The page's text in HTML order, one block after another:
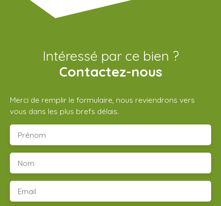
Intéressé par ce bien ?
Contactez-nous
Merci de remplir le formulaire, nous reviendrons vers
vous dans les plus brefs délais.
Prénom
Nom
Email